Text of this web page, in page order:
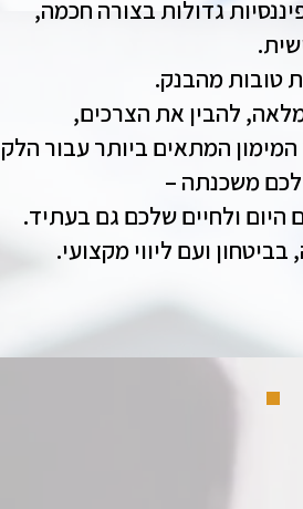
גדולות בצורה חכמה,
טובות מהבנק.
להבין את הצרכים,
המתאים ביותר עבור
משכנתה –
היום ולחיים שלכם גם בעתיד.
ועם ליווי מקצועי.